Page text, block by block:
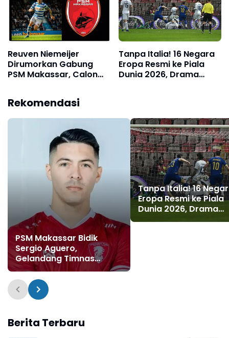
Reuven Niemeijer
Dirumorkan Gabung
PSM Makassar, Calon
Tanpa Italia! 16 Negara
Eropa Resmi ke Piala
Dunia 2026, Drama
Rekomendasi
PSM Makassar Bidik
Sergio Aguero,
Gelandang Timnas
Malaysia Masuk Radar
Juku Eja
Tanpa Italia! 16
Eropa Resmi ke Piala
Dunia 2026, Drama
Penalti Jadi Penentu
Berita Terbaru